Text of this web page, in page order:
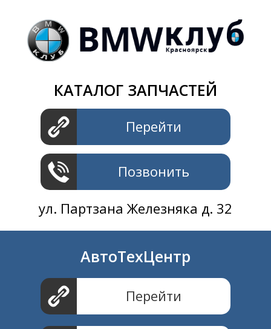
КАТАЛОГ ЗАПЧАСТЕЙ
Перейти
Позвонить
ул. Партзана Железняка д. 32
АвтоТехЦентр
Перейти
+7 391 2801414
ул. Шахтеров 61 ст.2
+7 391 2311414
ул. Шахтеров 61 ст.2